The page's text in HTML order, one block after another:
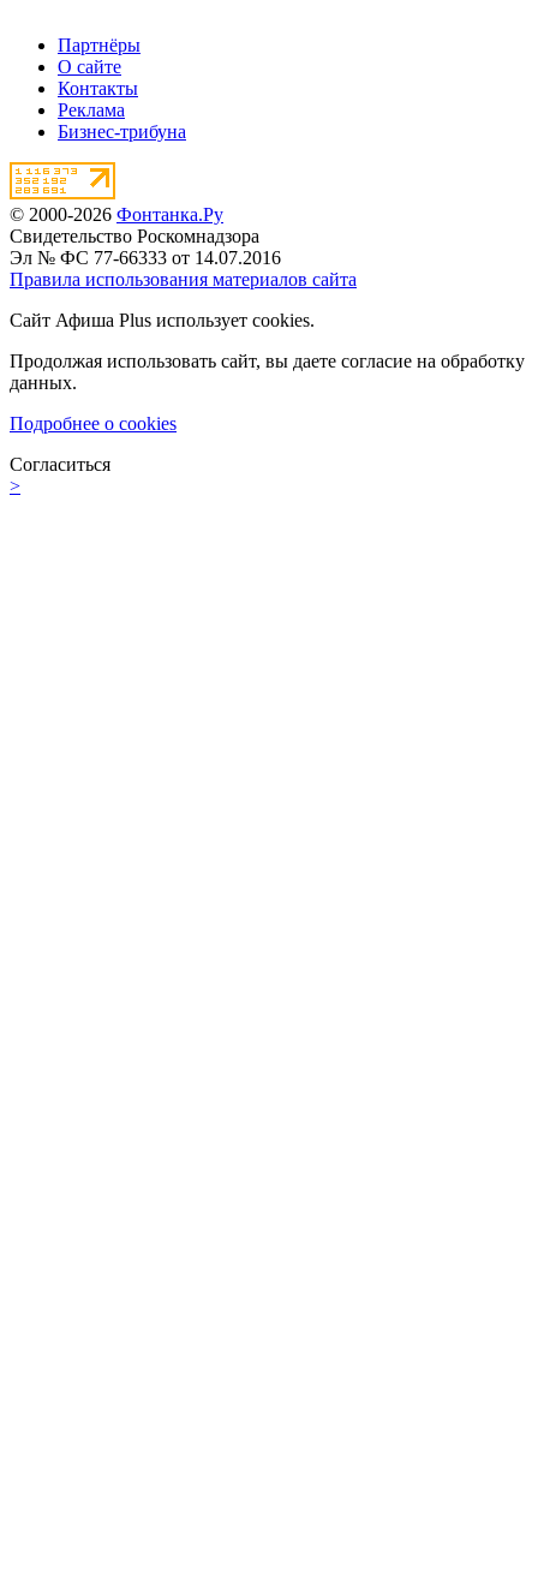
Партнёры
О сайте
Контакты
Реклама
Бизнес-трибуна
© 2000-2026 Фонтанка.Ру
Свидетельство Роскомнадзора
Эл № ФС 77-66333 от 14.07.2016
Правила использования материалов сайта
Сайт Афиша Plus использует cookies.
Продолжая использовать сайт, вы даете согласие на обработку
данных.
Подробнее о cookies
Согласиться
>